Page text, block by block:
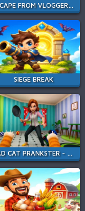
ESCAPE FROM VLOGGER: RUNAWAY
SIEGE BREAK
BAD CAT PRANKSTER - MOM IS RETURN